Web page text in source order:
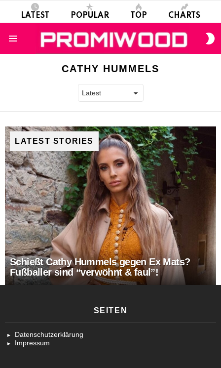
LATEST POPULAR TOP CHARTS
CATHY HUMMELS
LATEST STORIES
Schießt Cathy Hummels gegen Ex Mats?
Fußballer sind “verwöhnt & faul”!
SEITEN
Datenschutzerklärung
Impressum